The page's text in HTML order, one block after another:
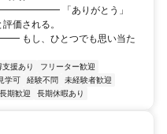
「ありがとう」
価される。
、ひとつでも思い当た
支援あり
フリーター歓迎
学可 経験不問
未経験者歓迎
長期歓迎 長期休暇あり